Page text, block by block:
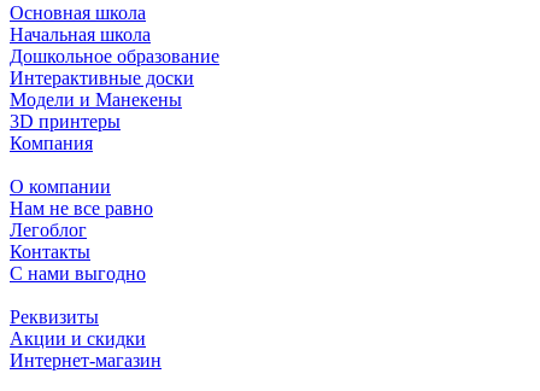
Основная школа
Начальная школа
Дошкольное образование
Интерактивные доски
Модели и Манекены
3D принтеры
Компания
О компании
Нам не все равно
Легоблог
Контакты
С нами выгодно
Реквизиты
Акции и скидки
Интернет-магазин